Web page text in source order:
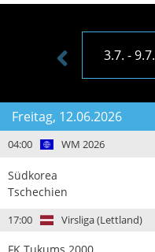
3.7. - 9.7.
Freitag, 12.06.2026
04:00 WM 2026
Südkorea
Tschechien
17:00 Virsliga (Lettland)